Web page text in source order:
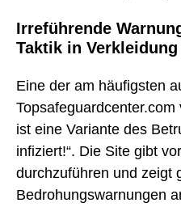
Irreführende
Taktik in Verkleidung
Eine der am häufigsten
ist eine Variante des
infiziert!“. Die Site gibt
durchzuführen und zeigt
Bedrohungswarnungen